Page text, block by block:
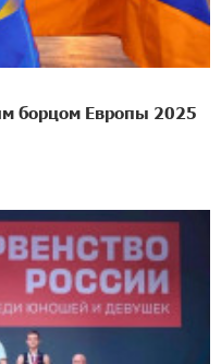
борцом Европы 2025